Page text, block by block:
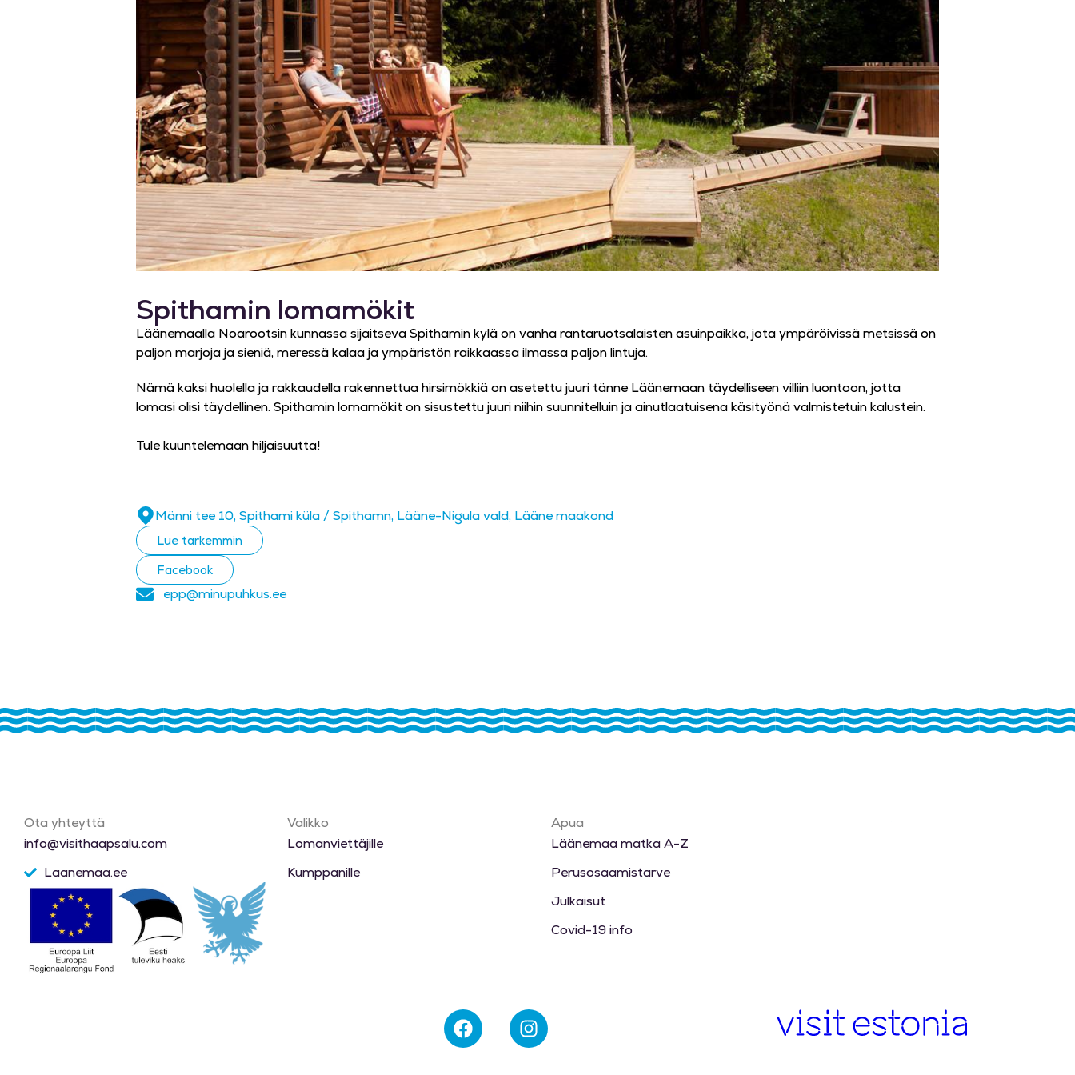
Spithamin lomamökit
Läänemaalla Noarootsin kunnassa sijaitseva Spithamin kylä on vanha rantaruotsalaisten asuinpaikka, jota ympäröivissä metsissä on
paljon marjoja ja sieniä, meressä kalaa ja ympäristön raikkaassa ilmassa paljon lintuja.
Nämä kaksi huolella ja rakkaudella rakennettua hirsimökkiä on asetettu juuri tänne Läänemaan täydelliseen villiin luontoon, jotta
lomasi olisi täydellinen. Spithamin lomamökit on sisustettu juuri niihin suunnitelluin ja ainutlaatuisena käsityönä valmistetuin kalustein.
Tule kuuntelemaan hiljaisuutta!
Männi tee 10, Spithami küla / Spithamn, Lääne-Nigula vald, Lääne maakond
Lue tarkemmin
Facebook
epp@minupuhkus.ee
Ota yhteyttä​
info@visithaapsalu.com
Laanemaa.ee
Valikko
Lomanviettäjille
Kumppanille
Apua
Läänemaa matka A-Z
Perusosaamistarve
Julkaisut
Covid-19 info